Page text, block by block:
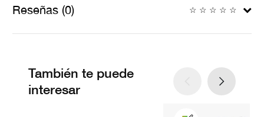
Reseñas (0) ☆ ☆ ☆ ☆ ☆
También te puede
interesar